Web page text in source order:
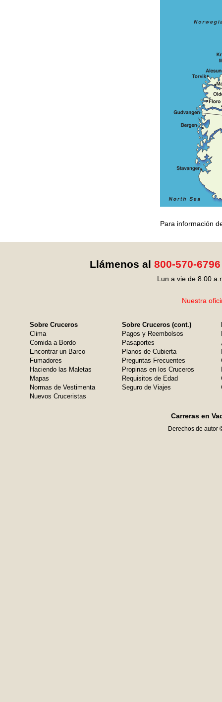
Para información
Llámenos al 800-570-6796
Lun a vie de 8:00
Nuestra
Sobre Cruceros
Clima
Comida a Bordo
Encontrar un Barco
Fumadores
Haciendo las Maletas
Mapas
Normas de Vestimenta
Nuevos Cruceristas
Sobre Cruceros (cont.)
Pagos y Reembolsos
Pasaportes
Planos de Cubierta
Preguntas Frecuentes
Propinas en los Cruceros
Requisitos de Edad
Seguro de Viajes
Carreras en
Derechos de autor